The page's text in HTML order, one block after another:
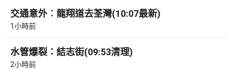
交通意外︰龍翔道去荃灣(10:07最新)
1小時前
水管爆裂：結志街(09:53清理)
2小時前